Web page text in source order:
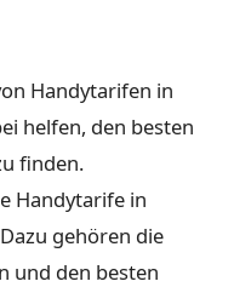
Handytarifen in
helfen, den besten
finden.
Handytarife in
gehören die
und den besten